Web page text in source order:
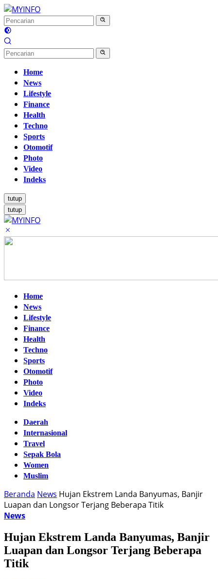
Langsung
ke
konten
Home
News
Lifestyle
Finance
Health
Techno
Sports
Otomotif
Photo
Video
Indeks
tutup
tutup
Home
News
Lifestyle
Finance
Health
Techno
Sports
Otomotif
Photo
Video
Indeks
Daerah
Internasional
Travel
Sepak Bola
Women
Muslim
Beranda News Hujan Ekstrem Landa Banyumas, Banjir
Luapan dan Longsor Terjang Beberapa Titik
News
Hujan Ekstrem Landa Banyumas, Banjir
Luapan dan Longsor Terjang Beberapa
Titik